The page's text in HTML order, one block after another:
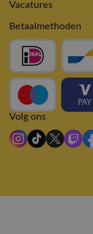
Vacatures
Betaalmethoden
Volg ons